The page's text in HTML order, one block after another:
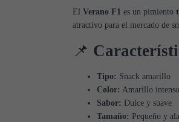
El Verano F1 es un pimiento
atractivo para el mercado de
📌
Tipo: Snack amarillo
Color: Amarillo
Sabor: Dulce y suave
Tamaño: Pequeño y